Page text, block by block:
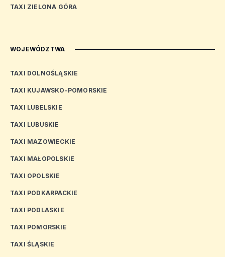
TAXI ZIELONA GÓRA
WOJEWÓDZTWA
TAXI DOLNOŚLĄSKIE
TAXI KUJAWSKO-POMORSKIE
TAXI LUBELSKIE
TAXI LUBUSKIE
TAXI MAZOWIECKIE
TAXI MAŁOPOLSKIE
TAXI OPOLSKIE
TAXI PODKARPACKIE
TAXI PODLASKIE
TAXI POMORSKIE
TAXI ŚLĄSKIE